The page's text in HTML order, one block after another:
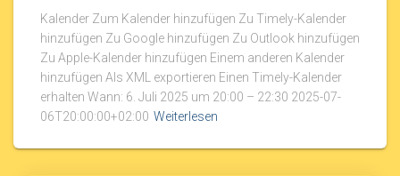
Kalender Zum Kalender hinzufügen Zu Timely-Kalender
hinzufügen Zu Google hinzufügen Zu Outlook hinzufügen
Zu Apple-Kalender hinzufügen Einem anderen Kalender
hinzufügen Als XML exportieren Einen Timely-Kalender
erhalten Wann: 6. Juli 2025 um 20:00 – 22:30 2025-07-
06T20:00:00+02:00 Weiterlesen